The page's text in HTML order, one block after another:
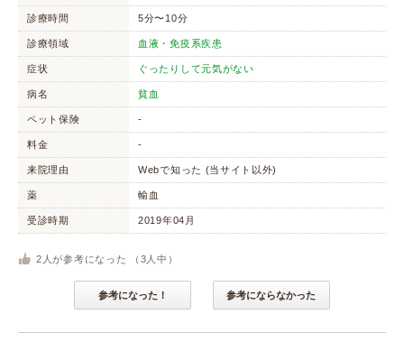
診療時間 5分〜10分
診療領域 血液・免疫系疾患
症状 ぐったりして元気がない
病名 貧血
ペット保険 -
料金 -
来院理由 Webで知った (当サイト以外)
薬 輸血
受診時期 2019年04月
2 人が参考になった （ 3 人中）
参考になった！ 参考にならなかった